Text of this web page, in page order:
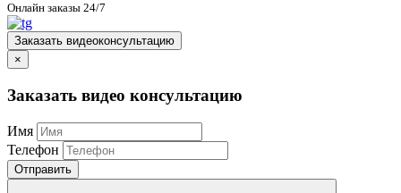
Онлайн заказы 24/7
Заказать видеоконсультацию
×
Заказать видео консультацию
Имя
Телефон
Отправить